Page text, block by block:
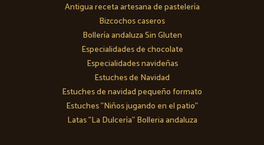
Antigua receta artesana de pastelería
Bizcochos caseros
Bollería andaluza Sin Gluten
Especialidades de chocolate
Especialidades navideñas
Estuches de Navidad
Estuches de navidad pequeño formato
Estuches "Niños jugando en el patio"
Latas "La Dulcería" Bolleria andaluza